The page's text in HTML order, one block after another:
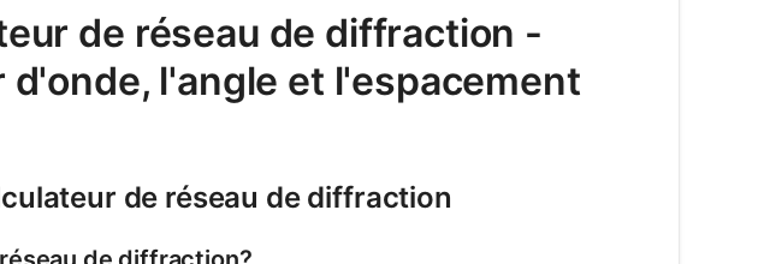
de réseau de diffraction -
d'onde, l'angle et l'espacement
de réseau de diffraction